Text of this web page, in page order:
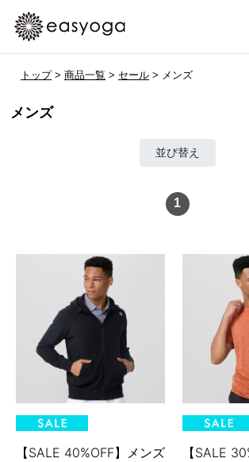
トップ>商品一覧 > セール > メンズ
メンズ
並び替え
1
【SALE 40%OFF】メンズ
【SALE